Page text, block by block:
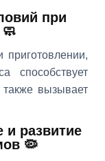
при
способствует
вызывает
и развитие
🦠